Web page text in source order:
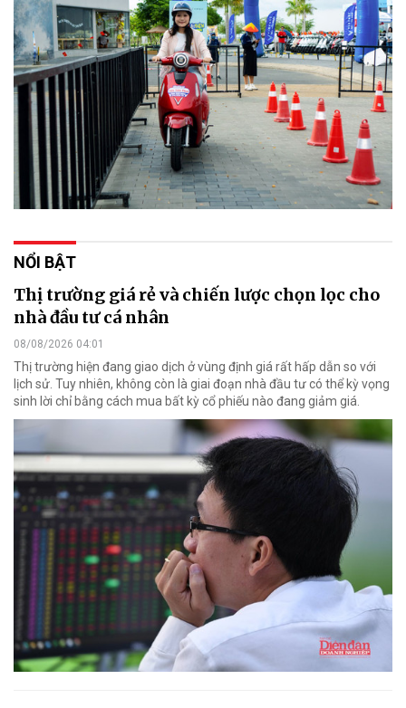
NỔI BẬT
Thị trường giá rẻ và chiến lược chọn lọc cho
nhà đầu tư cá nhân
08/08/2026 04:01
Thị trường hiện đang giao dịch ở vùng định giá rất hấp dẫn so với
lịch sử. Tuy nhiên, không còn là giai đoạn nhà đầu tư có thể kỳ vọng
sinh lời chỉ bằng cách mua bất kỳ cổ phiếu nào đang giảm giá.